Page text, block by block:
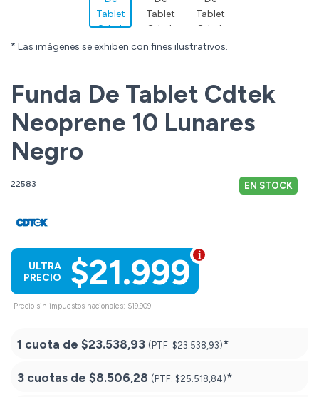
* Las imágenes se exhiben con fines ilustrativos.
Funda De Tablet Cdtek
Neoprene 10 Lunares
Negro
22583 EN STOCK
$21.999
ULTRA
PRECIO
Precio sin impuestos nacionales: $19.909
1 cuota de $23.538,93 (PTF: $23.538,93)*
3 cuotas de $8.506,28 (PTF: $25.518,84)*